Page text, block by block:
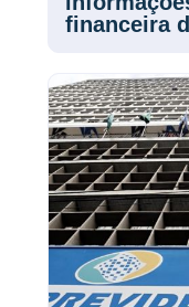
financeira